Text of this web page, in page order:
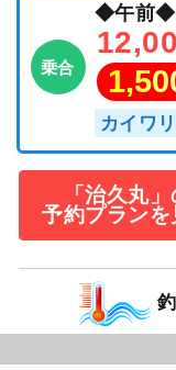
乗合
◆午前◆
カイワリ
「治久丸
予約プランを